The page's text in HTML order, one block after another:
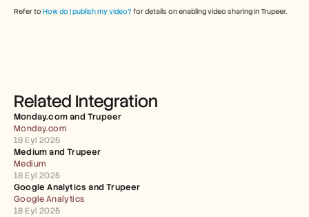
Refer to How do I publish my video? for details on enabling video sharing in Trupeer.
Related Integration
Monday.com and Trupeer
Monday.com
18 Eyl 2025
Medium and Trupeer
Medium
18 Eyl 2025
Google Analytics and Trupeer
Google Analytics
18 Eyl 2025
Pricing
Careers
Book a Demo